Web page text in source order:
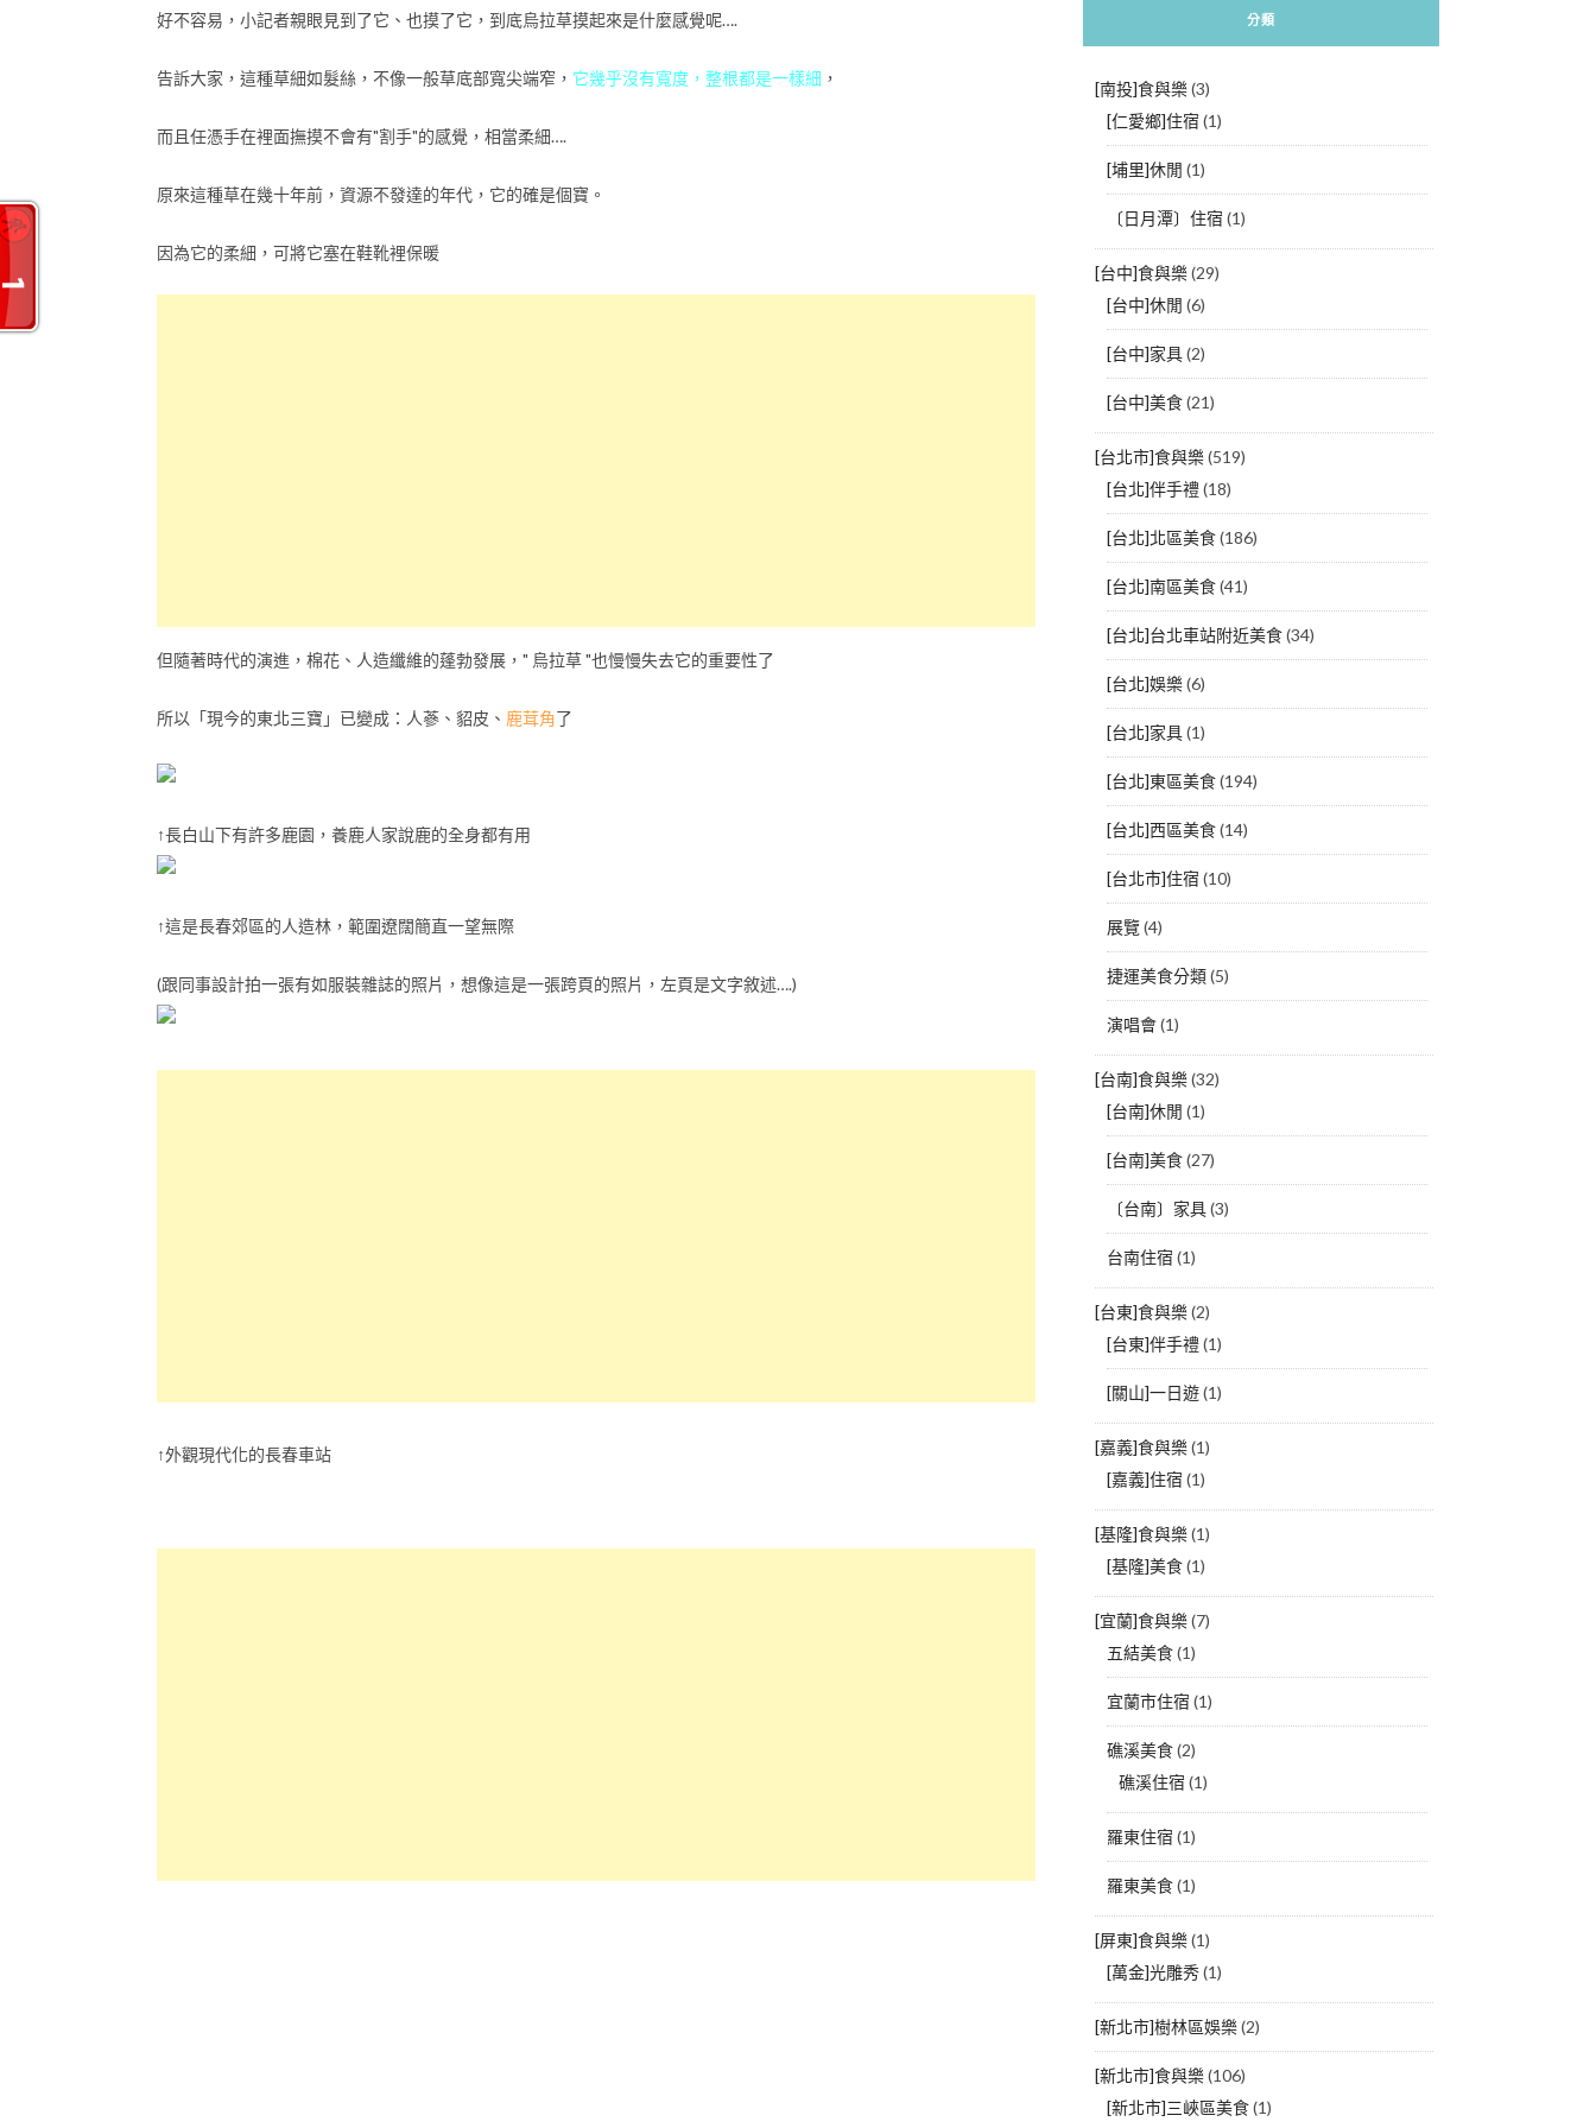
好不容易，小記者親眼見到了它、也摸了它，到底烏拉草摸起來是什麼感覺呢….
告訴大家，這種草細如髮絲，不像一般草底部寬尖端窄， 它幾乎沒有寬度，整根都是一樣細 ，
而且任憑手在裡面撫摸不會有"割手"的感覺，相當柔細….
原來這種草在幾十年前，資源不發達的年代，它的確是個寶。
因為它的柔細，可將它塞在鞋靴裡保暖
但隨著時代的演進，棉花、人造纖維的蓬勃發展，" 烏拉草 "也慢慢失去它的重要性了
所以「現今的東北三寶」已變成：人蔘、貂皮、 鹿茸角了
↑長白山下有許多鹿園，養鹿人家說鹿的全身都有用
↑這是長春郊區的人造林，範圍遼闊簡直一望無際
(跟同事設計拍一張有如服裝雜誌的照片，想像這是一張跨頁的照片，左頁是文字敘述….)
↑外觀現代化的長春車站
分類
[南投]食與樂(3)
[仁愛鄉]住宿 (1)
[埔里]休閒 (1)
〔日月潭〕住宿 (1)
[台中]食與樂(29)
[台中]休閒 (6)
[台中]家具(2)
[台中]美食(21)
[台北市]食與樂(519)
[台北]伴手禮(18)
[台北]北區美食(186)
[台北]南區美食(41)
[台北]台北車站附近美食(34)
[台北]娛樂(6)
[台北]家具(1)
[台北]東區美食(194)
[台北]西區美食(14)
[台北市]住宿 (10)
展覽(4)
捷運美食分類(5)
演唱會(1)
[台南]食與樂(32)
[台南]休閒 (1)
[台南]美食(27)
〔台南〕家具(3)
台南住宿 (1)
[台東]食與樂(2)
[台東]伴手禮(1)
[關山]一日遊(1)
[嘉義]食與樂(1)
[嘉義]住宿 (1)
[基隆]食與樂(1)
[基隆]美食(1)
[宜蘭]食與樂(7)
五結美食(1)
宜蘭市住宿 (1)
礁溪美食(2)
礁溪住宿 (1)
羅東住宿 (1)
羅東美食(1)
[屏東]食與樂(1)
[萬金]光雕秀(1)
[新北市]樹林區娛樂(2)
[新北市]食與樂(106)
[新北市]三峽區美食(1)